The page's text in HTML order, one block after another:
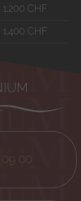
1.200 CHF
1.400 CHF
09 00